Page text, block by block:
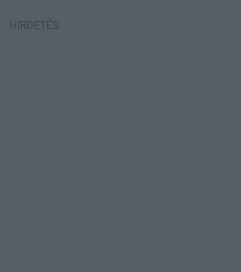
HIRDETÉS